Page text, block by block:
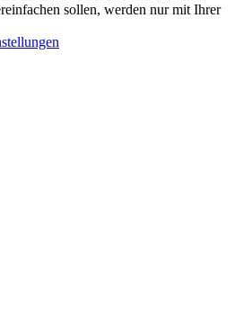
sollen, werden nur mit Ihrer